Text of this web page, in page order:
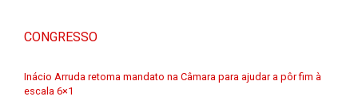
CONGRESSO
Inácio Arruda retoma mandato na Câmara para ajudar a pôr fim à
escala 6×1